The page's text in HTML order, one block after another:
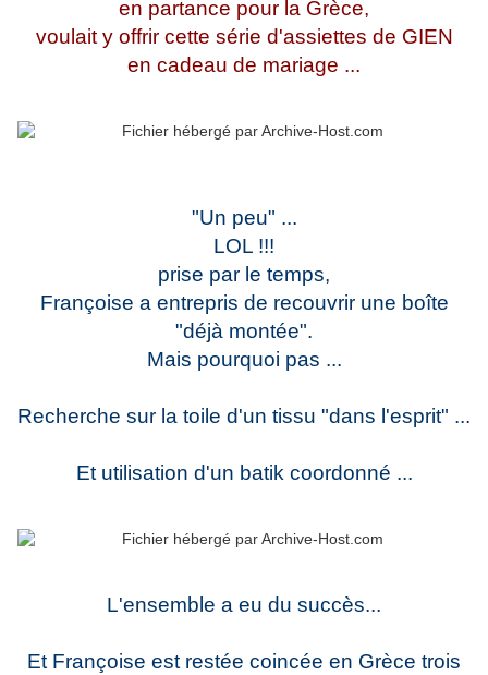
en partance pour la Grèce,
voulait y offrir cette série d'assiettes de GIEN
en cadeau de mariage ...
"Un peu" ...
LOL !!!
prise par le temps,
Françoise a entrepris de recouvrir une boîte
"déjà montée".
Mais pourquoi pas ...
Recherche sur la toile d'un tissu "dans l'esprit" ...
Et utilisation d'un batik coordonné ...
L'ensemble a eu du succès...
Et Françoise est restée coincée en Grèce trois